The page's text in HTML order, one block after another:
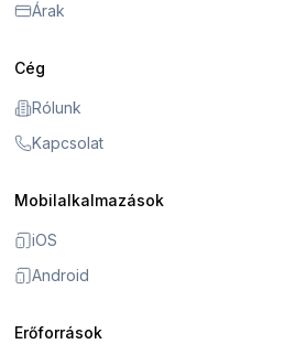
Árak
Cég
Rólunk
Kapcsolat
Mobilalkalmazások
iOS
Android
Erőforrások